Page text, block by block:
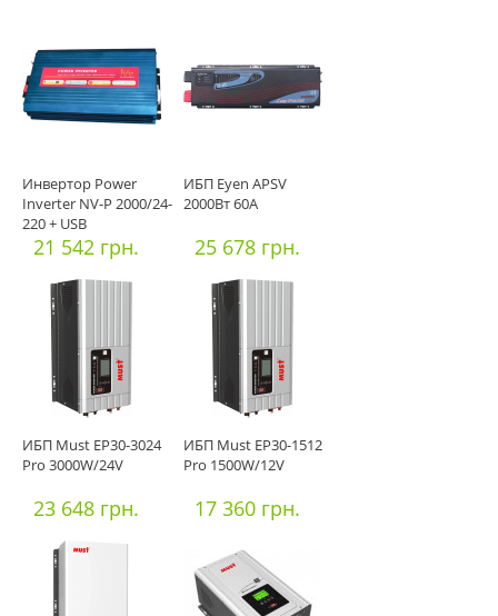
Инвертор Power
Inverter NV-P 2000/24-
220 + USB
21 542 грн.
ИБП Eyen APSV
2000Вт 60А
25 678 грн.
ИБП Must EP30-3024
Pro 3000W/24V
23 648 грн.
ИБП Must EP30-1512
Pro 1500W/12V
17 360 грн.